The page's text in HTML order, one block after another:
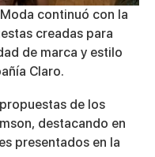
continuó con la
creadas para
de marca y estilo
Claro.
de los
, destacando en
presentados en la